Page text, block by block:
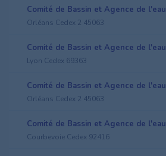
Comité de Bassin et Agence de l'eau
Orléans Cedex 2 45063
Comité de Bassin et Agence de l'eau
Lyon Cedex 69363
Comité de Bassin et Agence de l'eau
Orléans Cedex 2 45063
Comité de Bassin et Agence de l'eau
Courbevoie Cedex 92416